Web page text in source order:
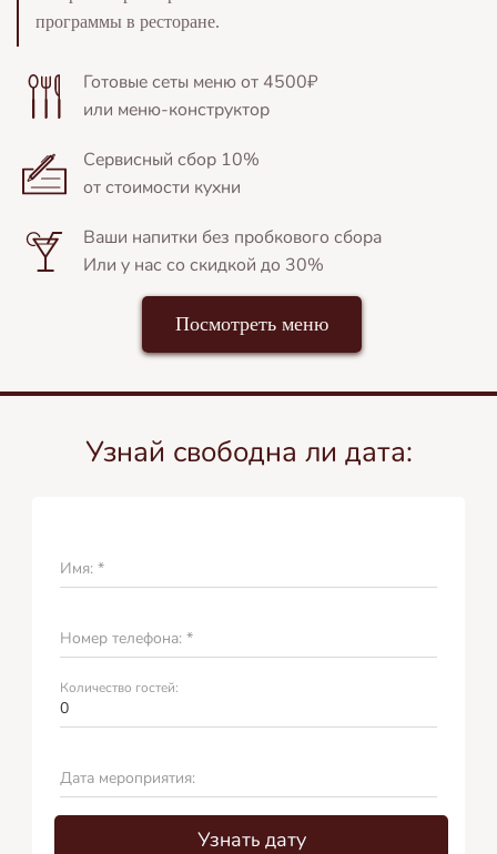
программы в ресторане.
Готовые сеты меню от 4500₽
или меню-конструктор
Сервисный сбор 10%
от стоимости кухни
Ваши напитки без пробкового сбора
Или у нас со скидкой до 30%
Посмотреть меню
Узнай свободна ли дата:
Имя: *
Номер телефона: *
Количество гостей:
Дата мероприятия:
Узнать дату